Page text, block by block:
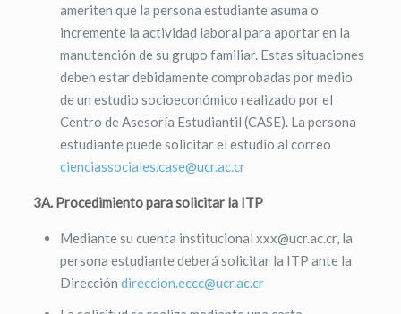
ameriten que la persona estudiante asuma o
incremente la actividad laboral para aportar en la
manutención de su grupo familiar. Estas situaciones
deben estar debidamente comprobadas por medio
de un estudio socioeconómico realizado por el
Centro de Asesoría Estudiantil (CASE). La persona
estudiante puede solicitar el estudio al correo
cienciassociales.case@ucr.ac.cr
3A. Procedimiento para solicitar la ITP
Mediante su cuenta institucional xxx@ucr.ac.cr, la
persona estudiante deberá solicitar la ITP ante la
Dirección direccion.eccc@ucr.ac.cr